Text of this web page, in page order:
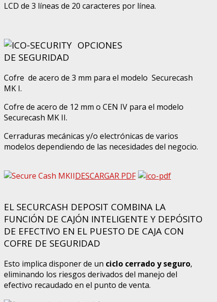
LCD de 3 líneas de 20 caracteres por línea.
OPCIONES
DE SEGURIDAD
Cofre de acero de 3 mm para el modelo Securecash
MK I.
Cofre de acero de 12 mm o CEN IV para el modelo
Securecash MK II.
Cerraduras mecánicas y/o electrónicas de varios
modelos dependiendo de las necesidades del negocio.
DESCARGAR PDF
EL SECURCASH DEPOSIT COMBINA LA
FUNCIÓN DE CAJÓN INTELIGENTE Y DEPÓSITO
DE EFECTIVO EN EL PUESTO DE CAJA CON
COFRE DE SEGURIDAD
Esto implica disponer de un ciclo cerrado y seguro,
eliminando los riesgos derivados del manejo del
efectivo recaudado en el punto de venta.